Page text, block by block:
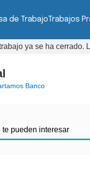
de TrabajoTrabajos
ya se ha cerrado.
Banco
te pueden interesar